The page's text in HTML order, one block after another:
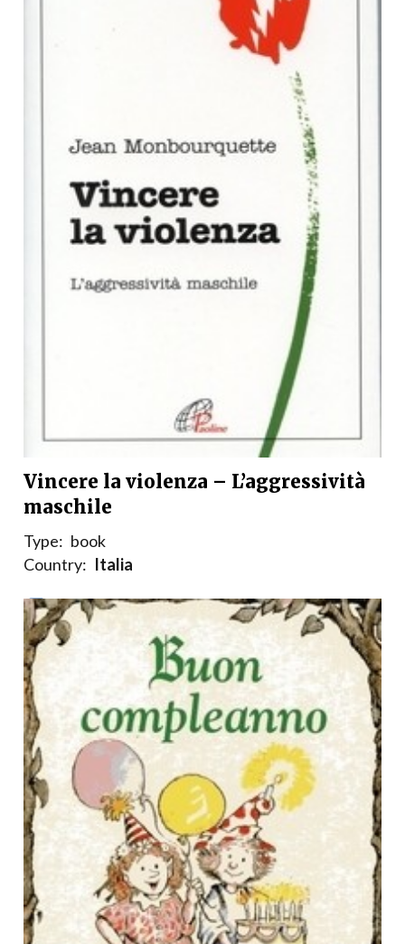
Vincere la violenza – L’aggressività
maschile
Type: book
Country: Italia